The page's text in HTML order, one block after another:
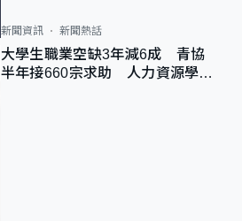
新聞資訊 新聞熱話
大學生職業空缺3年減6成 青協
半年接660宗求助 人力資源學